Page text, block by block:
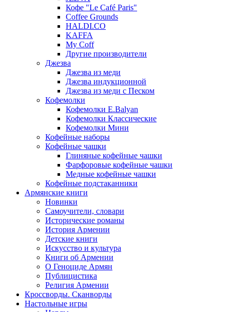
Кофе "Le Café Paris"
Coffee Grounds
HALDI.CO
KAFFA
My Coff
Другие производители
Джезва
Джезва из меди
Джезва индукционной
Джезва из меди с Песком
Кофемолки
Кофемолки E.Balyan
Кофемолки Классические
Кофемолки Мини
Кофейные наборы
Кофейные чашки
Глиняные кофейные чашки
Фарфоровые кофейные чашки
Медные кофейные чашки
Кофейные подстаканники
Армянские книги
Новинки
Самоучители, словари
Исторические романы
История Армении
Детские книги
Иcкусство и культура
Книги об Армении
О Геноциде Армян
Публицистика
Религия Армении
Кроссворды. Сканворды
Настольные игры